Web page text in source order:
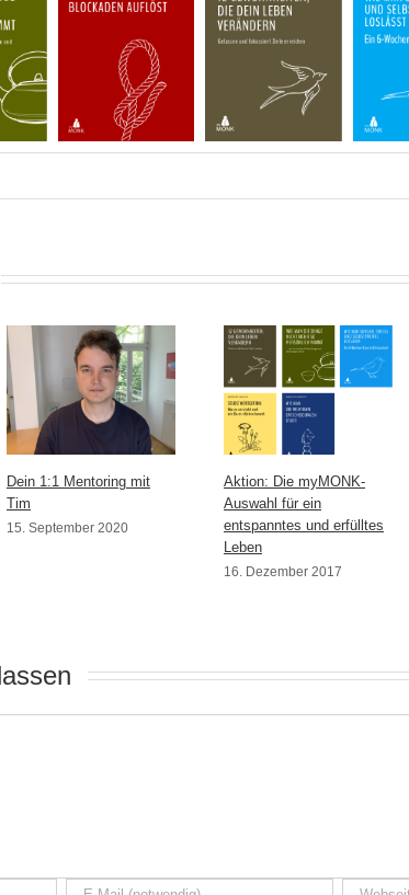
Dein 1:1 Mentoring mit
Tim
15. September 2020
Aktion: Die myMONK-
Auswahl für ein
entspanntes und erfülltes
Leben
16. Dezember 2017